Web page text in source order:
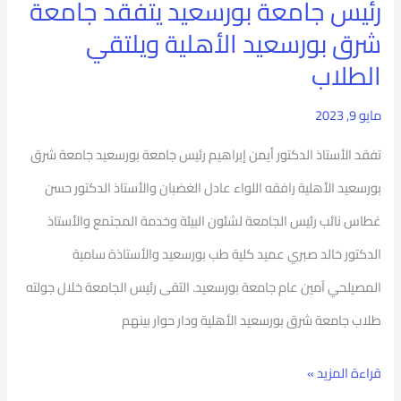
رئيس جامعة بورسعيد يتفقد جامعة
شرق بورسعيد الأهلية ويلتقي
الطلاب
مايو 9, 2023
تفقد الأستاذ الدكتور أيمن إبراهيم رئيس جامعة بورسعيد جامعة شرق
بورسعيد الأهلية رافقه اللواء عادل الغضبان والأستاذ الدكتور حسن
غطاس نائب رئيس الجامعة لشئون البيئة وخدمة المجتمع والأستاذ
الدكتور خالد صبري عميد كلية طب بورسعيد والأستاذة سامية
المصيلحي آمين عام جامعة بورسعيد. التقى رئيس الجامعة خلال جولته
طلاب جامعة شرق بورسعيد الأهلية ودار حوار بينهم
ويلتقي
الطلاب
قراءة المزيد »